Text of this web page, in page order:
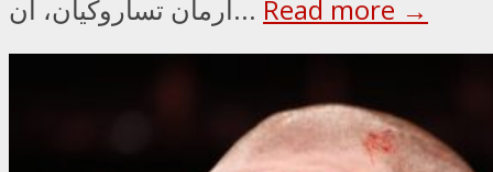
أرمان تساروكيان، أن... Read more →